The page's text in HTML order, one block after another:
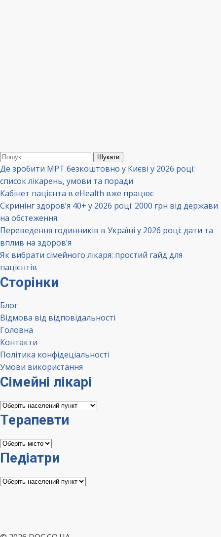
Пошук:
Де зробити МРТ безкоштовно у Києві у 2026 році:
список лікарень, умови та поради
Кабінет пацієнта в eHealth вже працює
Скринінг здоров’я 40+ у 2026 році: 2000 грн від держави
на обстеження
Переведення годинників в Україні у 2026 році: дати та
вплив на здоров’я
Як вибрати сімейного лікаря: простий гайд для
пацієнтів
Сторінки
Блог
Відмова від відповідальності
Головна
Контакти
Політика конфідеціальності
Умови використання
Сімейні лікарі
Сімейні
лікарі
Терапевти
Терапевти
Педіатри
Педіатри